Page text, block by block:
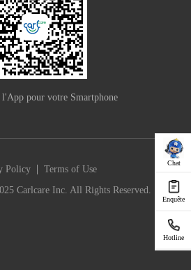
Chat
Enquête
Hotline
l'App pour votre Smartphone
Policy | Terms of Use
Carlcare Inc. All Rights Reserved.